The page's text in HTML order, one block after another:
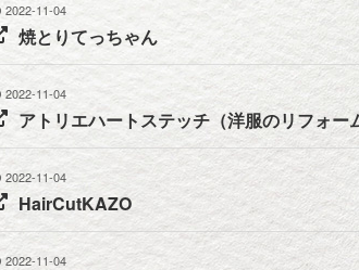
2022-11-04
焼とりてっちゃん
2022-11-04
アトリエハートステッチ（洋服のリフォー
2022-11-04
HairCutKAZO
2022-11-04